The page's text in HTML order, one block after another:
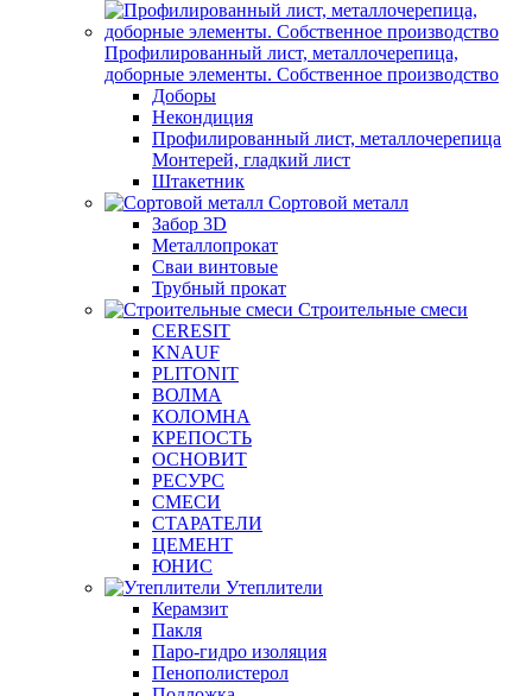
Профилированный лист, металлочерепица,
доборные элементы. Собственное производство
Доборы
Некондиция
Профилированный лист, металлочерепица
Монтерей, гладкий лист
Штакетник
Сортовой металл
Забор 3D
Металлопрокат
Сваи винтовые
Трубный прокат
Строительные смеси
CERESIT
KNAUF
PLITONIT
ВОЛМА
КОЛОМНА
КРЕПОСТЬ
ОСНОВИТ
РЕСУРС
СМЕСИ
СТАРАТЕЛИ
ЦЕМЕНТ
ЮНИС
Утеплители
Керамзит
Пакля
Паро-гидро изоляция
Пенополистерол